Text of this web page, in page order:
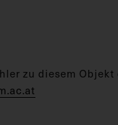
zu diesem Objekt